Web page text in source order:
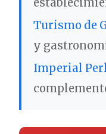
Turismo de
y
Imperial